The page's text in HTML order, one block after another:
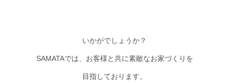
いかがでしょうか？
SAMATAでは、お客様と共に素敵なお家づくりを
目指しております。